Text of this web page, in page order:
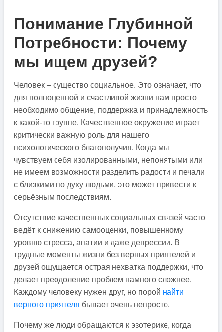
Понимание Глубинной
Потребности: Почему
мы ищем друзей?
Человек – существо социальное. Это означает, что
для полноценной и счастливой жизни нам просто
необходимо общение, поддержка и принадлежность
к какой-то группе. Качественное окружение играет
критически важную роль для нашего
психологического благополучия. Когда мы
чувствуем себя изолированными, непонятыми или
не имеем возможности разделить радости и печали
с близкими по духу людьми, это может привести к
серьёзным последствиям.
Отсутствие качественных социальных связей часто
ведёт к снижению самооценки, повышенному
уровню стресса, апатии и даже депрессии. В
трудные моменты жизни без верных приятелей и
друзей ощущается острая нехватка поддержки, что
делает преодоление проблем намного сложнее.
Каждому человеку нужен друг, но порой найти
верного приятеля бывает очень непросто.
Почему же люди обращаются к эзотерике, когда